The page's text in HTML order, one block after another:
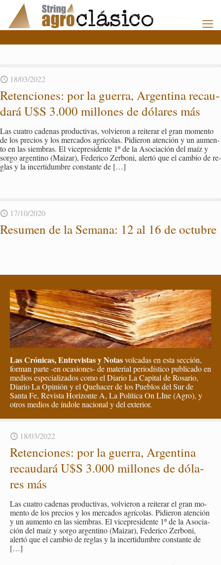
18/03/2022
Re­ten­cio­nes: por la gue­rra, Ar­gen­ti­na re­cau­
da­rá U$S 3.000 mi­llo­nes de dó­la­res más
Las cua­tro ca­de­nas pro­duc­ti­vas, vol­vie­ron a reite­rar el gran mo­men­to
de los pre­cios y los mer­ca­dos agrí­co­las. Pi­die­ron aten­ción y un au­men­
to en las siem­bras. El vi­ce­pre­si­den­te 1º de la Aso­cia­ción del maíz y
sorgo ar­gen­tino (Mai­zar), Fe­de­ri­co Zer­bo­ni, aler­tó que el cam­bio de re­
glas y la in­cer­ti­dum­bre cons­tan­te de […]
17/10/2020
Re­su­men de la Se­ma­na: 12 al 16 de oc­tu­bre
Las Crónicas, Entrevistas y Notasvolcadas en esta sección,
forman parte -en ocasiones- de material periodístico publicado en
medios especializados como el Diario La Capital de Rosario,
Diario La Opinión y el Quehacer de los Pueblos del Sur de
Santa Fe, Revista Horizonte A, La Política On LIne (Agro), y
otros medios de índole nacional y del exterior.
18/03/2022
Re­ten­cio­nes: por la gue­rra, Ar­gen­ti­na
re­cau­da­rá U$S 3.000 mi­llo­nes de dó­la­
res más
Las cua­tro ca­de­nas pro­duc­ti­vas, vol­vie­ron a reite­rar el gran mo­
men­to de los pre­cios y los mer­ca­dos agrí­co­las. Pi­die­ron aten­ción
y un au­men­to en las siem­bras. El vi­ce­pre­si­den­te 1º de la Aso­cia­
ción del maíz y sorgo ar­gen­tino (Mai­zar), Fe­de­ri­co Zer­bo­ni,
aler­tó que el cam­bio de re­glas y la in­cer­ti­dum­bre cons­tan­te de
[…]